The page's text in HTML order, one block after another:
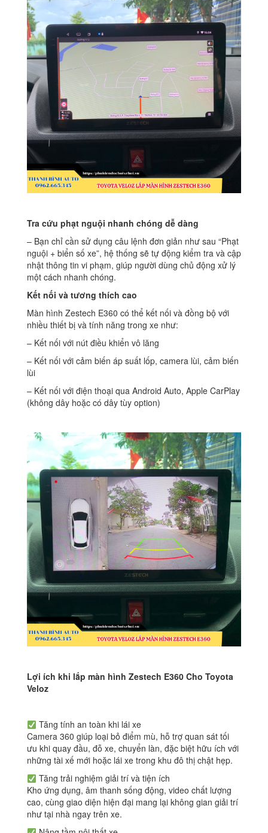
Tra cứu phạt nguội nhanh chóng dễ dàng
– Bạn chỉ cần sử dụng câu lệnh đơn giản như sau “Phạt
nguội + biển số xe”, hệ thống sẽ tự động kiểm tra và cập
nhật thông tin vi phạm, giúp người dùng chủ động xử lý
một cách nhanh chóng.
Kết nối và tương thích cao
Màn hình Zestech E360 có thể kết nối và đồng bộ với
nhiều thiết bị và tính năng trong xe như:
– Kết nối với nút điều khiển vô lăng
– Kết nối với cảm biến áp suất lốp, camera lùi, cảm biến
lùi
– Kết nối với điện thoại qua Android Auto, Apple CarPlay
(không dây hoặc có dây tùy option)
Lợi ích khi lắp màn hình Zestech E360 Cho Toyota
Veloz
Tăng tính an toàn khi lái xe
Camera 360 giúp loại bỏ điểm mù, hỗ trợ quan sát tối
ưu khi quay đầu, đỗ xe, chuyển làn, đặc biệt hữu ích với
những tài xế mới hoặc lái xe trong khu đô thị chật hẹp.
Tăng trải nghiệm giải trí và tiện ích
Kho ứng dụng, âm thanh sống động, video chất lượng
cao, cùng giao diện hiện đại mang lại không gian giải trí
như tại nhà ngay trên xe.